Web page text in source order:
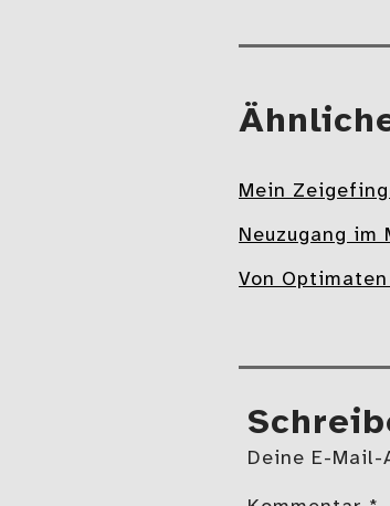
Mehr
Mein
Neuzugang im
Von
Deine E-